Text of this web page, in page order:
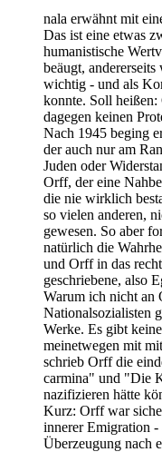
nala erwähnt mit
Das ist eine etwas
humanistische
beäugt,
wichtig - und als
konnte. Soll
dagegen keinen
Nach 1945 beging
der auch nur am
Juden oder
Orff, der eine
die nie wirklich
so vielen anderen,
gewesen. So aber
natürlich die
und Orff in das
geschriebene, also
Warum ich nicht an
Nationalsozialisten
Werke. Es gibt
meinetwegen mit
schrieb Orff die
carmina" und "Die
nazifizieren hätte
Kurz: Orff war
innerer Emigration
Überzeugung nach